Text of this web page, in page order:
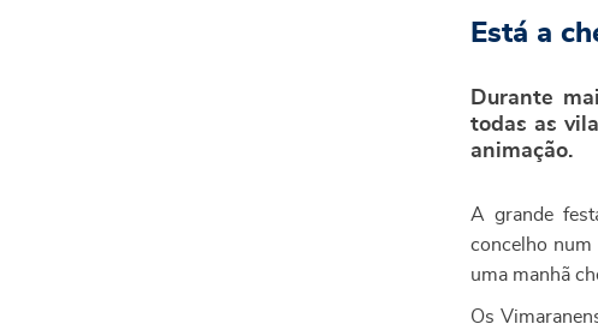
Está a
Durante
todas as
animação.
A grande
concelho num
uma manhã
Os